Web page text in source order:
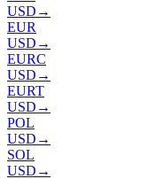
USD →
EUR
USD →
EURC
USD →
EURT
USD →
POL
USD →
SOL
USD →